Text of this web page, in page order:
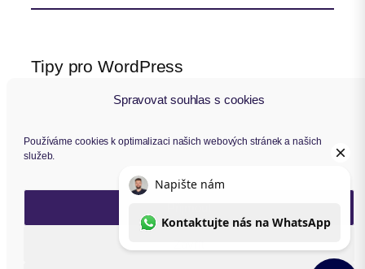
Spravovat souhlas s cookies
Používáme cookies k optimalizaci našich webových stránek a našich
služeb.
Tipy pro WordPress
WPlama.cz: WordPress návody
F
Y
I
L